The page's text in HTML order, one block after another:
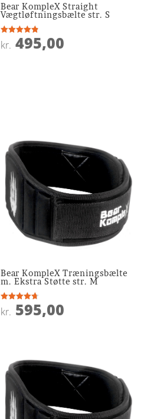
Bear KompleX Straight
Vægtløftningsbælte str. S
Vurderet
4.8
kr. 495,00
Bear KompleX Træningsbælte
m. Ekstra Støtte str. M
Vurderet
4.7
kr. 595,00